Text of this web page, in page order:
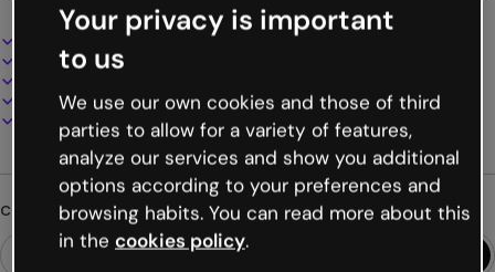
Design interattivo e animato
100% personalizzabile
Presenta, condividi o pubblica online
Scarica in PDF, MP4 e altri formati
Cerchi qualcosa di diverso?
Your privacy is important
to us
We use our own cookies and those of third
parties to allow for a variety of features,
analyze our services and show you additional
options according to your preferences and
browsing habits. You can read more about this
in the cookies policy.